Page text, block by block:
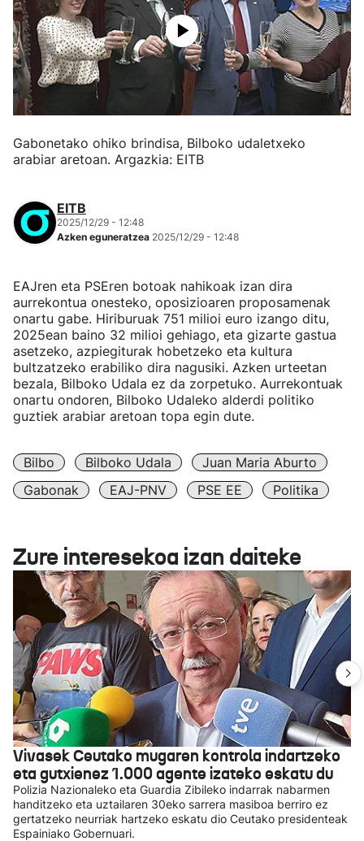
Gabonetako ohiko brindisa, Bilboko udaletxeko
arabiar aretoan. Argazkia: EITB
EITB
2025/12/29 - 12:48
Azken eguneratzea 2025/12/29 - 12:48
EAJren eta PSEren botoak nahikoak izan dira
aurrekontua onesteko, oposizioaren proposamenak
onartu gabe. Hiriburuak 751 milioi euro izango ditu,
2025ean baino 32 milioi gehiago, eta gizarte gastua
asetzeko, azpiegiturak hobetzeko eta kultura
bultzatzeko erabiliko dira nagusiki. Azken urteetan
bezala, Bilboko Udala ez da zorpetuko. Aurrekontuak
onartu ondoren, Bilboko Udaleko alderdi politiko
guztiek arabiar aretoan topa egin dute.
Bilbo Bilboko Udala
Juan Maria Aburto
Gabonak
EAJ-PNV PSE EE Politika
Zure interesekoa izan daiteke
Vivasek Ceutako mugaren kontrola indartzeko
eta gutxienez 1.000 agente izateko eskatu du
Polizia Nazionaleko eta Guardia Zibileko indarrak nabarmen
handitzeko eta uztailaren 30eko sarrera masiboa berriro ez
gertatzeko neurriak hartzeko eskatu dio Ceutako presidenteak
Espainiako Gobernuari.